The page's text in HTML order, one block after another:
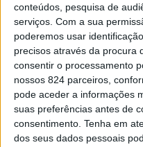
conteúdos, pesquisa de
serviços. Com a sua
poderemos usar
precisos através da procura
consentir o processamento
nossos 824 parceiros,
pode aceder a informações
suas preferências antes de
consentimento. Tenha em
dos seus dados pessoais
O Lar de Nossa Senhora
começou a desconfinar
sido atingido por um
quase todos os
Ao nosso jornal a